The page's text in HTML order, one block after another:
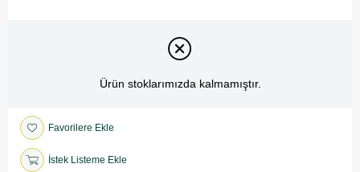
Ürün stoklarımızda kalmamıştır.
Favorilere Ekle
İstek Listeme Ekle